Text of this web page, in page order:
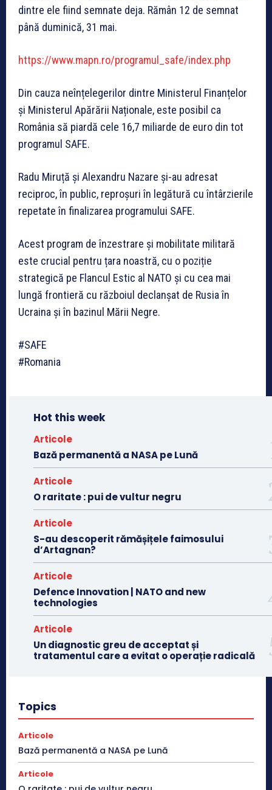
dintre ele fiind semnate deja. Rămân 12 de semnat
până duminică, 31 mai.
https://www.mapn.ro/programul_safe/index.php
Din cauza neînțelegerilor dintre Ministerul Finanțelor
și Ministerul Apărării Naționale, este posibil ca
România să piardă cele 16,7 miliarde de euro din tot
programul SAFE.
Radu Miruță și Alexandru Nazare și-au adresat
reciproc, în public, reproșuri în legătură cu întârzierile
repetate în finalizarea programului SAFE.
Acest program de înzestrare și mobilitate militară
este crucial pentru țara noastră, cu o poziție
strategică pe Flancul Estic al NATO și cu cea mai
lungă frontieră cu războiul declanșat de Rusia în
Ucraina și în bazinul Mării Negre.
#SAFE
#Romania
Hot this week
Articole
Bază permanentă a NASA pe Lună
Articole
O raritate : pui de vultur negru
Articole
S-au descoperit rămășițele faimosului
d’Artagnan?
Articole
Defence Innovation | NATO and new
technologies
Articole
Un diagnostic greu de acceptat și
tratamentul care a evitat o operație radicală
Topics
Articole
Bază permanentă a NASA pe Lună
Articole